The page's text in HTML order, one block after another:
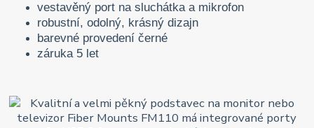
vestavěný port na sluchátka a mikrofon
robustní, odolný, krásný dizajn
barevné provedení černé
záruka 5 let